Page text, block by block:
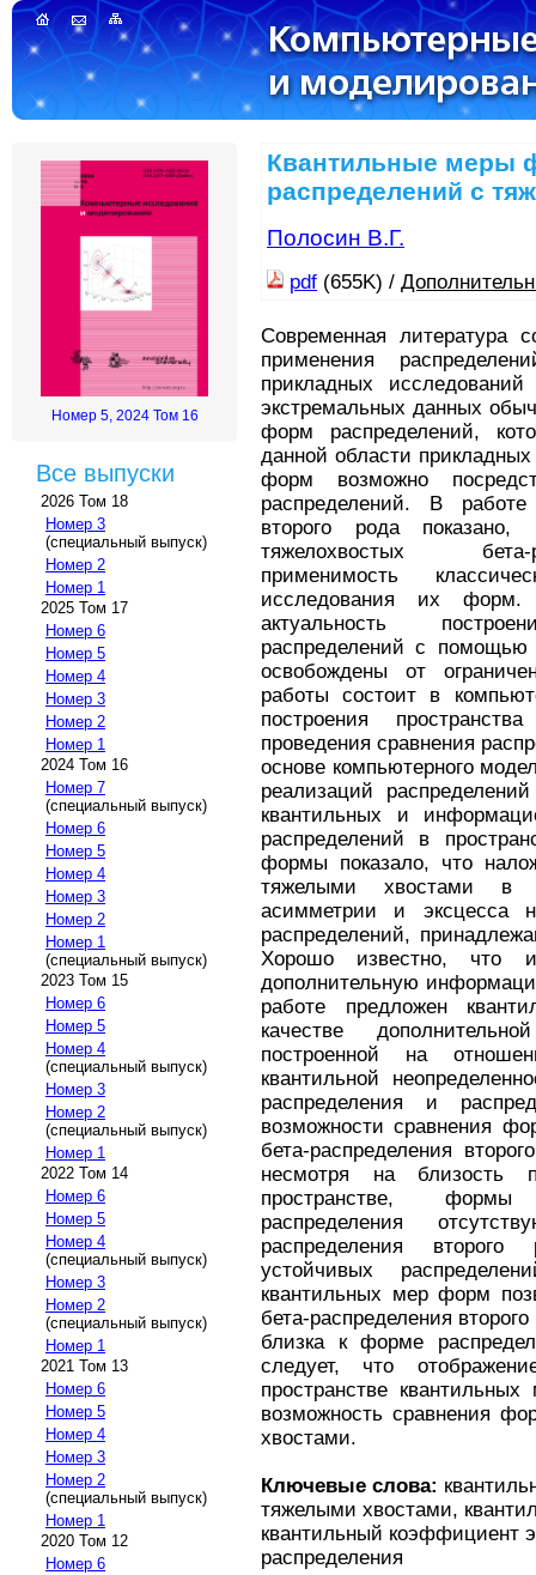
Номер 5, 2024 Том 16
Все выпуски
2026 Том 18
Номер 3
(специальный выпуск)
Номер 2
Номер 1
2025 Том 17
Номер 6
Номер 5
Номер 4
Номер 3
Номер 2
Номер 1
2024 Том 16
Номер 7
(специальный выпуск)
Номер 6
Номер 5
Номер 4
Номер 3
Номер 2
Номер 1
(специальный выпуск)
2023 Том 15
Номер 6
Номер 5
Номер 4
(специальный выпуск)
Номер 3
Номер 2
(специальный выпуск)
Номер 1
2022 Том 14
Номер 6
Номер 5
Номер 4
(специальный выпуск)
Номер 3
Номер 2
(специальный выпуск)
Номер 1
2021 Том 13
Номер 6
Номер 5
Номер 4
Номер 3
Номер 2
(специальный выпуск)
Номер 1
2020 Том 12
Номер 6
Квантильные меры
распределений с
Полосин В.Г.
pdf (655K) /
Современная литература
применения
прикладных
экстремальных данных
форм распределений,
данной области
форм возможно
распределений. В
второго рода показано,
тяжелохвостых бета-
применимость
исследования их форм.
актуальность
распределений с
освобождены от
работы состоит в
построения
проведения сравнения
основе компьютерного
реализаций
квантильных и
распределений в
формы показало, что
тяжелыми хвостами в
асимметрии и эксцесса
распределений,
Хорошо известно, что
дополнительную
работе предложен
качестве
построенной на
квантильной
распределения и
возможности сравнения
бета-распределения
несмотря на близость
пространстве, формы
распределения
распределения
устойчивых
квантильных мер форм
бета-распределения
близка к форме
следует, что
пространстве
возможность сравнения
хвостами.
Ключевые слова:
тяжелыми хвостами,
квантильный коэффициент
распределения